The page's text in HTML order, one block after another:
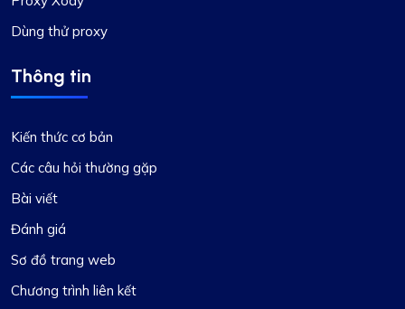
của tôi. Tôi chúc doanh nghiệp của bạn thành
công và phát triển!
Dùng thử proxy
Thông tin
Kiến thức cơ bản
Các câu hỏi thường gặp
Bài viết
Đánh giá
Sơ đồ trang web
Chương trình liên kết